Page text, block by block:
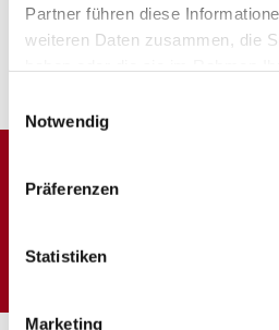
Partner führen diese
weiteren Daten zusammen, die
Notwendig
Präferenzen
Statistiken
Marketing
Dies könnte